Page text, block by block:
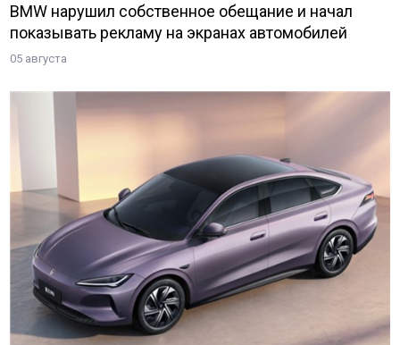
BMW нарушил собственное обещание и начал
показывать рекламу на экранах автомобилей
05 августа